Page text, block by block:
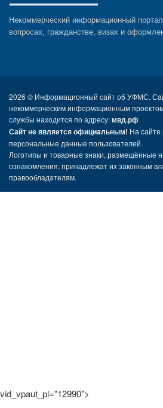
Некоммерческий информационный
вопросах, гражданстве, визах и
2026 © Информационный сайт об УФМС.
некоммерческим информационным
службы находится по адресу:мвд.рф
Сайт не является официальным! На сайте
персональные данные пользователей.
Логотипы и товарные знаки, размещённые
ознакомления, принадлежат их законным
правообладателям.
vid_vpaut_pl="12990">